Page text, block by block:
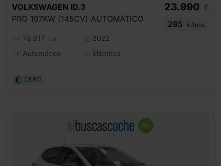
VOLKSWAGEN ID.3
PRO 107KW (145CV) AUTOMÁTICO
78.817 km
2022
Automático
Eléctrico
23.990 €
285
€/mes
CERO